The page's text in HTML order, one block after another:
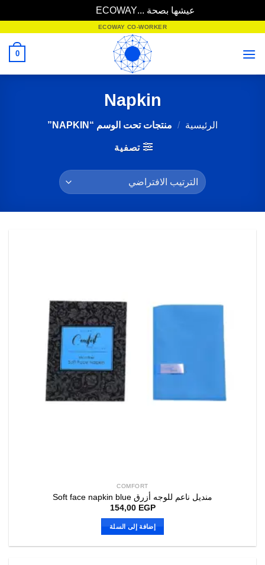
عيشها بصحة ...ECOWAY
ECOWAY CO-WORKER
0
Napkin
الرئيسية / منتجات تحت الوسم “NAPKIN”
تصفية
COMFORT
منديل ناعم للوجه أزرق Soft face napkin blue
154,00 EGP
إضافة إلى السلة